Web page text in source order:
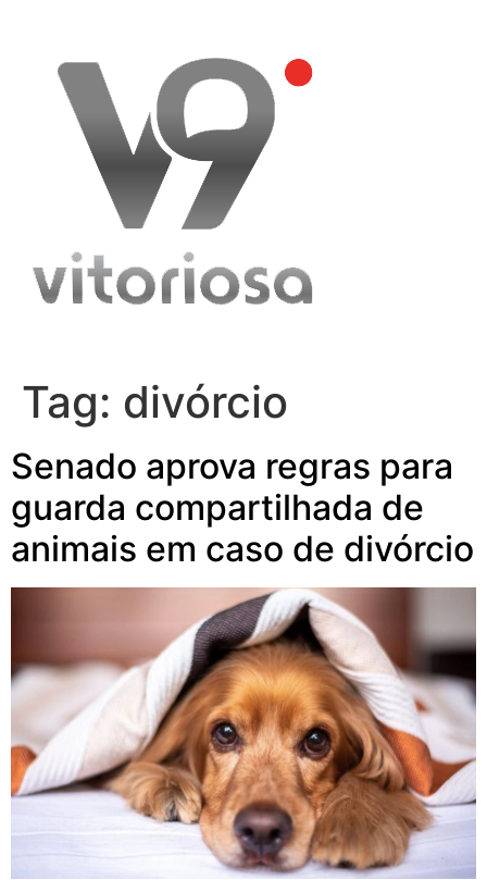
content
Tag: divórcio
Senado aprova regras para
guarda compartilhada de
animais em caso de divórcio